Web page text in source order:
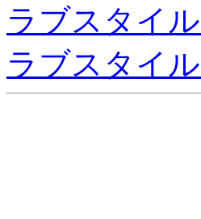
ラブスタイ
ラブスタイ